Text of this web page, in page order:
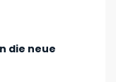
die neue